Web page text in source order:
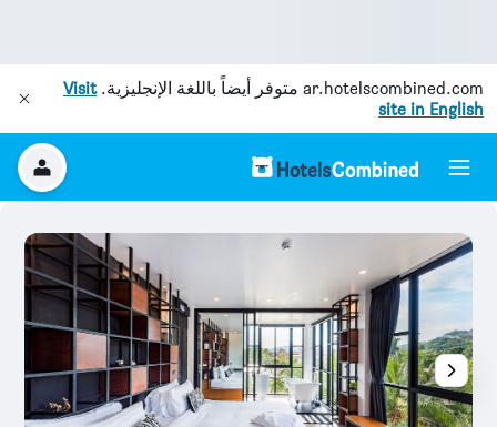
ar.hotelscombined.com متوفر أيضاً باللغة الإنجليزية.Visit
site in English